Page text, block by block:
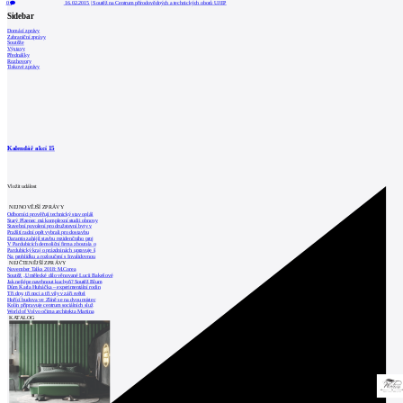
0
16.02.2015 |Soutěž na Centrum přírodovědných a technických oborů UJEP
Sidebar
Domácí zprávy
Zahraniční zprávy
Soutěže
Výstavy
Přednášky
Rozhovory
Tiskové zprávy
Kalendář akcí 15
Vložit událost
NEJNOVĚJŠÍ ZPRÁVY
Odborníci prověřují technický stav opláš
Starý Plzenec má komplexní studii obnovy
Stavební povolení pro družstevní byty v
Pražští radní opět vybrali pro dostavbu
Daramis zahájil stavbu rezidenčního proj
V Pardubicích demoliční firma zbourala o
Pardubický kraj o prázdninách upravuje š
Na prohlídku a rozloučení s Invalidovnou
NEJČTENĚJŠÍ ZPRÁVY
November Talks 2018: M.Corea
Soutěž „Umělecké dílo věnované Lucii Bakešové
Jak nejlépe navrhnout kuchyň? Soutěž Blum
Dům Karla Hubáčka – experimentální rodin
Tři dny, tři noci a tři vily v záři světel
Hořící budova ve Zlíně se na dvou místec
Kolín připravuje centrum sociálních služ
World of Volvo očima architekta Martina
KATALOG